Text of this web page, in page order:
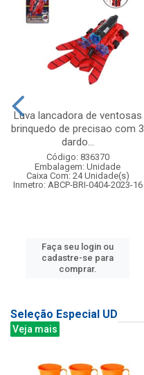
Luva lancadora de ventosas
brinquedo de precisao com 3
dardo...
Código: 836370
Embalagem: Unidade
Caixa Com: 24 Unidade(s)
Inmetro: ABCP-BRI-0404-2023-16
Faça seu login ou
cadastre-se para
comprar.
Seleção Especial UD
Veja mais